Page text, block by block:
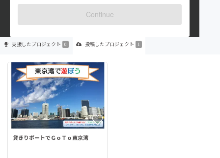
Continue
出身国：未設定
支援したプロジェクト 0 投稿したプロジェクト 1
貸きりボートでＧｏＴｏ東京湾